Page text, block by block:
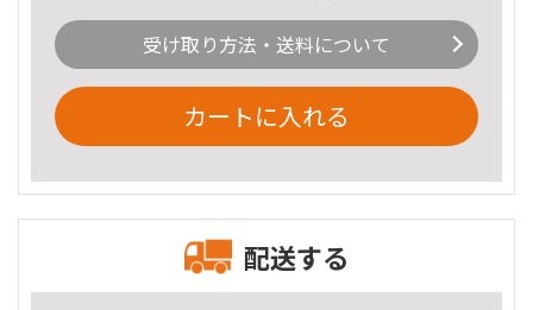
受け取り方法・送料について
カートに入れる
配送する